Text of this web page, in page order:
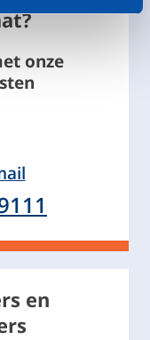
onze
en